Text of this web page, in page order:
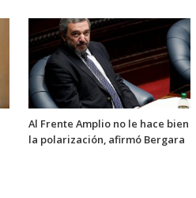
Al Frente Amplio no le hace bien
la polarización, afirmó Bergara